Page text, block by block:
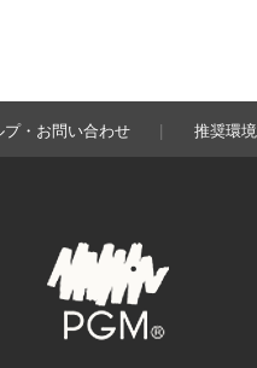
プ・お問い合わせ 推奨環境